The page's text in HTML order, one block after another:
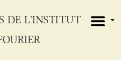
DE L'INSTITUT